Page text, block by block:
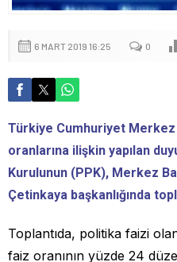
6 MART 2019 16:25 0
Türkiye Cumhuriyet Merkez
oranlarına ilişkin yapılan
Kurulunun (PPK), Merkez
Çetinkaya başkanlığında
Toplantıda, politika faizi
faiz oranının yüzde 24